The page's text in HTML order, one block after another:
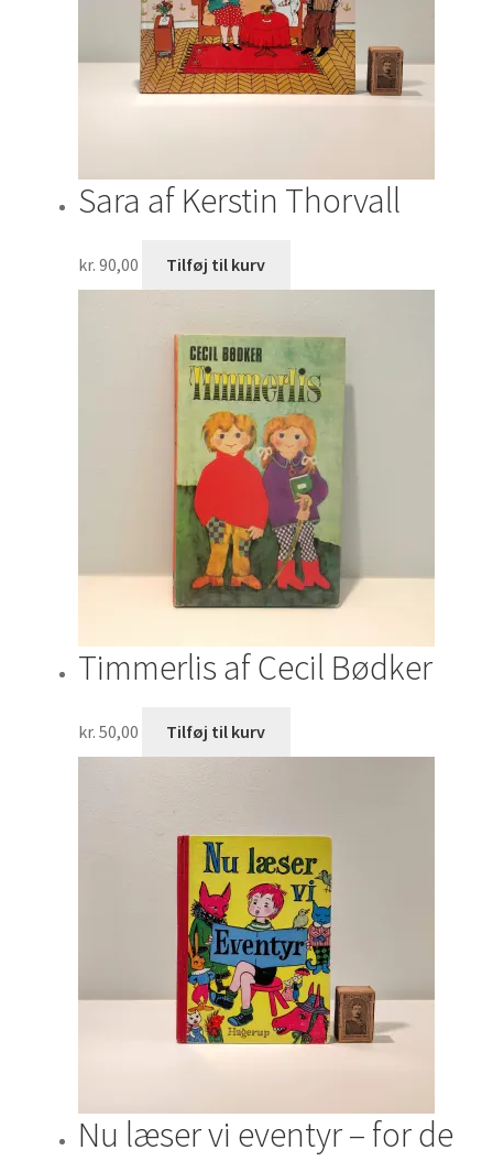
Sara af Kerstin Thorvall
kr. 90,00 Tilføj til kurv
Timmerlis af Cecil Bødker
kr. 50,00 Tilføj til kurv
Nu læser vi eventyr – for de